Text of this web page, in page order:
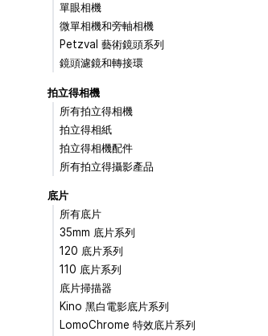
單眼相機
微單相機和旁軸相機
Petzval 藝術鏡頭系列
鏡頭濾鏡和轉接環
拍立得相機
所有拍立得相機
拍立得相紙
拍立得相機配件
所有拍立得攝影產品
底片
所有底片
35mm 底片系列
120 底片系列
110 底片系列
底片掃描器
Kino 黑白電影底片系列
LomoChrome 特效底片系列